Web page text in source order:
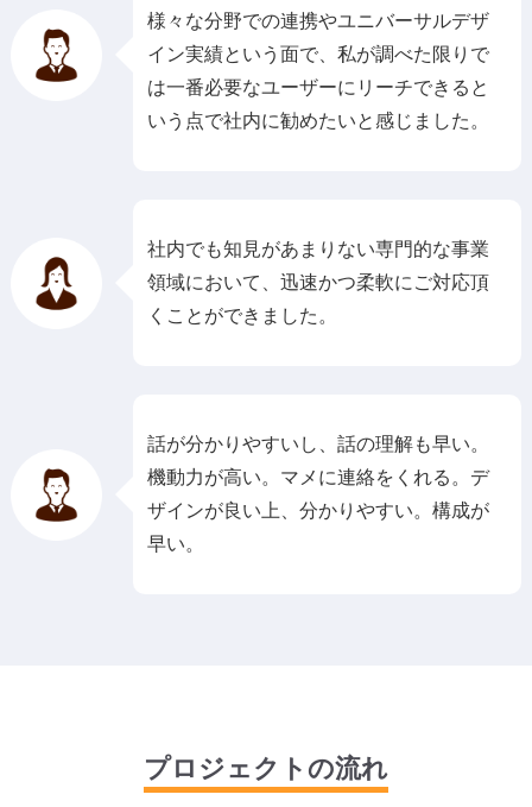
様々な分野での連携やユニバーサルデザ
イン実績という面で、私が調べた限りで
は一番必要なユーザーにリーチできると
いう点で社内に勧めたいと感じました。
社内でも知見があまりない専門的な事業
領域において、迅速かつ柔軟にご対応頂
くことができました。
話が分かりやすいし、話の理解も早い。
機動力が高い。マメに連絡をくれる。デ
ザインが良い上、分かりやすい。構成が
早い。
プロジェクトの流れ